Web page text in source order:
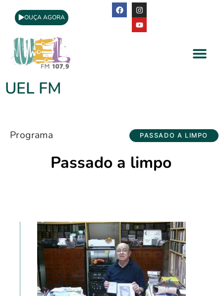
OUÇA AGORA
UEL FM
Programa PASSADO A LIMPO
Passado a limpo